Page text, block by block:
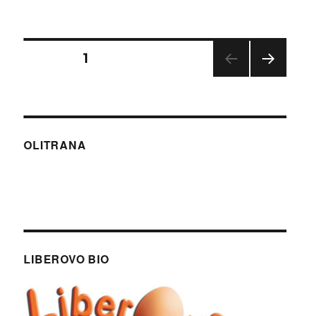
Paginazione
articoli
PAGINA1
ESSI
OLITRANA
LIBEROVO BIO